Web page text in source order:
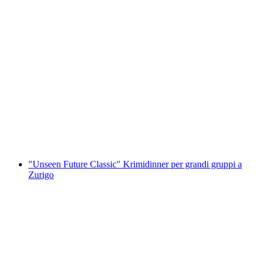
"Unseen Future Classic" Krimidinner per grandi gruppi a
Zurigo